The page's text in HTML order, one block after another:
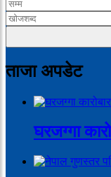
ताजा अपडेट
घरजग्गा